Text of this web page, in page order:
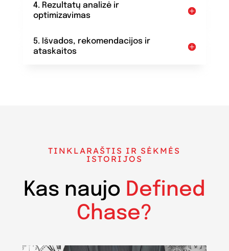
4. Rezultatų analizė ir
optimizavimas
5. Išvados, rekomendacijos ir
ataskaitos
TINKLARAŠTIS IR SĖKMĖS
ISTORIJOS
Kas naujo Defined
Chase?